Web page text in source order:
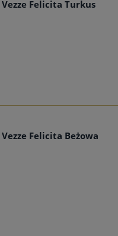
Felicita Turkus
Felicita Beżowa